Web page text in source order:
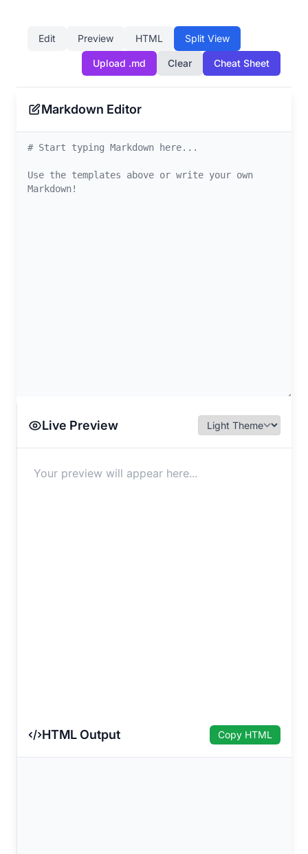
Edit Preview HTML Split View
Upload .md Clear Cheat Sheet
Markdown Editor
Live Preview
Your preview will appear here...
HTML Output Copy HTML